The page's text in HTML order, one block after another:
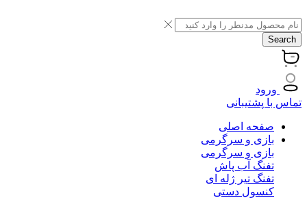
Search
ورود
تماس با پشتیبانی
صفحه اصلی
بازی و سرگرمی
بازی و سرگرمی
تفنگ آب پاش
تفنگ تیر ژله ای
کنسول دستی